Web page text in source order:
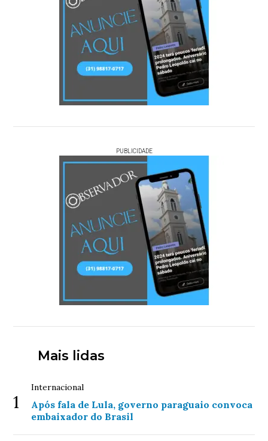
PUBLICIDADE
Mais lidas
1
Internacional
Após fala de Lula, governo paraguaio convoca
embaixador do Brasil